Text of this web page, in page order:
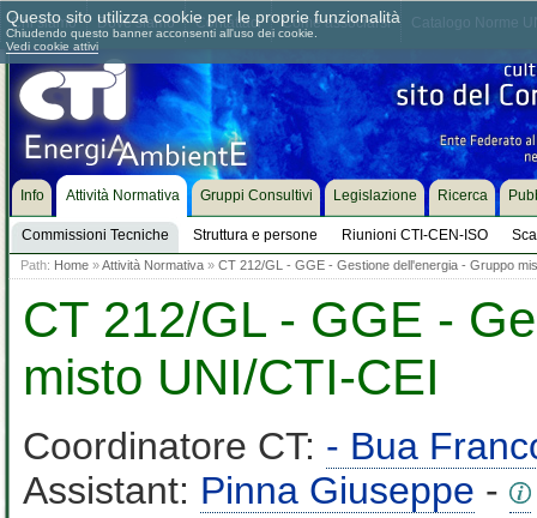
Chi siamo Dove siamo Contattaci Come associarsi
Info Attività Normativa
Commissioni Tecniche Struttura e persone Riunioni CTI-CEN-ISO
Gruppi Consultivi Legislazione Ricerca
Path: Home »Attività Normativa » CT 212/GL - GGE - Gestione dell'energia - Gruppo
CT 212/GL - GGE -
misto UNI/CTI-CEI
Coordinatore CT: - Bua
Assistant: Pinna Giuseppe -
Questo sito utilizza cookie per le proprie funzionalità
Chiudendo questo banner acconsenti all'uso dei cookie.
Vedi cookie attivi